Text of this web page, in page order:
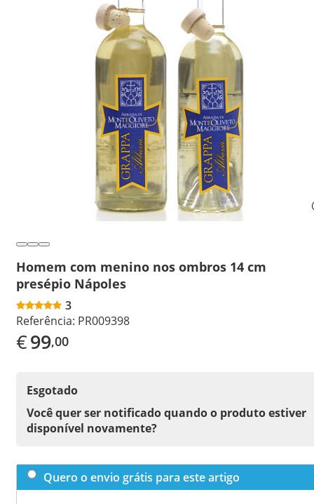
Homem com menino nos ombros 14 cm
presépio Nápoles
3
Referência: PR009398
€99,00
Esgotado
Você quer ser notificado quando o produto estiver
disponível novamente?
Quero o envio grátis para este artigo